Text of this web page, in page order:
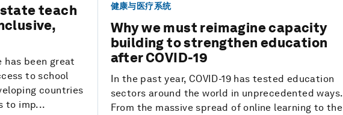
teach
has been great
to school
countries
to imp...
健康与医疗系统
Why we must reimagine capacity
building to strengthen education
after COVID-19
In the past year, COVID-19 has tested education
sectors around the world in unprecedented ways.
From the massive spread of online learning to the